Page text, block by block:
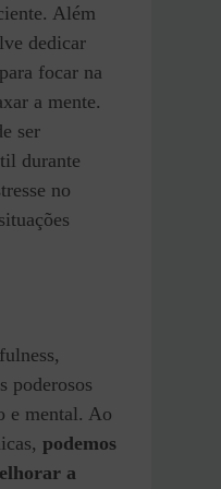
Além
dedicar
focar na
a mente.
ser
durante
no
poderosos
e mental. Ao
podemos
a